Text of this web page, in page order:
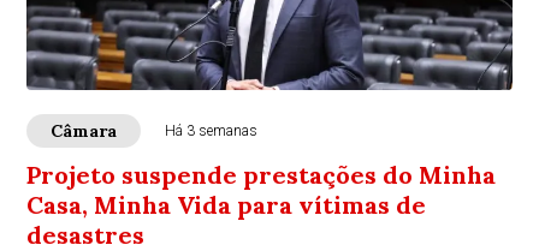
Câmara Há 3 semanas
Projeto suspende prestações do Minha
Casa, Minha Vida para vítimas de
desastres